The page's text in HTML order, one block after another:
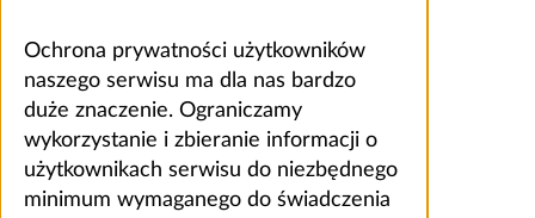
Ochrona prywatności użytkowników
naszego serwisu ma dla nas bardzo
duże znaczenie. Ograniczamy
wykorzystanie i zbieranie informacji o
użytkownikach serwisu do niezbędnego
minimum wymaganego do świadczenia